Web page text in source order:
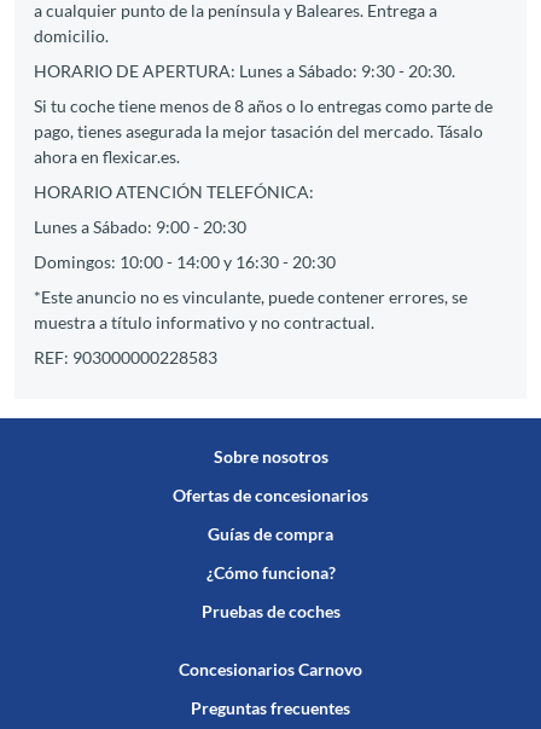
a cualquier punto de la península y Baleares. Entrega a
domicilio.
HORARIO DE APERTURA: Lunes a Sábado: 9:30 - 20:30.
Si tu coche tiene menos de 8 años o lo entregas como parte de
pago, tienes asegurada la mejor tasación del mercado. Tásalo
ahora en flexicar.es.
HORARIO ATENCIÓN TELEFÓNICA:
Lunes a Sábado: 9:00 - 20:30
Domingos: 10:00 - 14:00 y 16:30 - 20:30
*Este anuncio no es vinculante, puede contener errores, se
muestra a título informativo y no contractual.
REF: 903000000228583
Sobre nosotros
Ofertas de concesionarios
Guías de compra
¿Cómo funciona?
Pruebas de coches
Concesionarios Carnovo
Preguntas frecuentes